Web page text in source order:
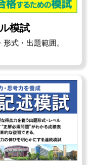
模試
式・出題範囲。